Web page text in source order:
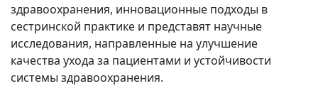
здравоохранения, инновационные подходы в
сестринской практике и представят научные
исследования, направленные на улучшение
качества ухода за пациентами и устойчивости
системы здравоохранения.